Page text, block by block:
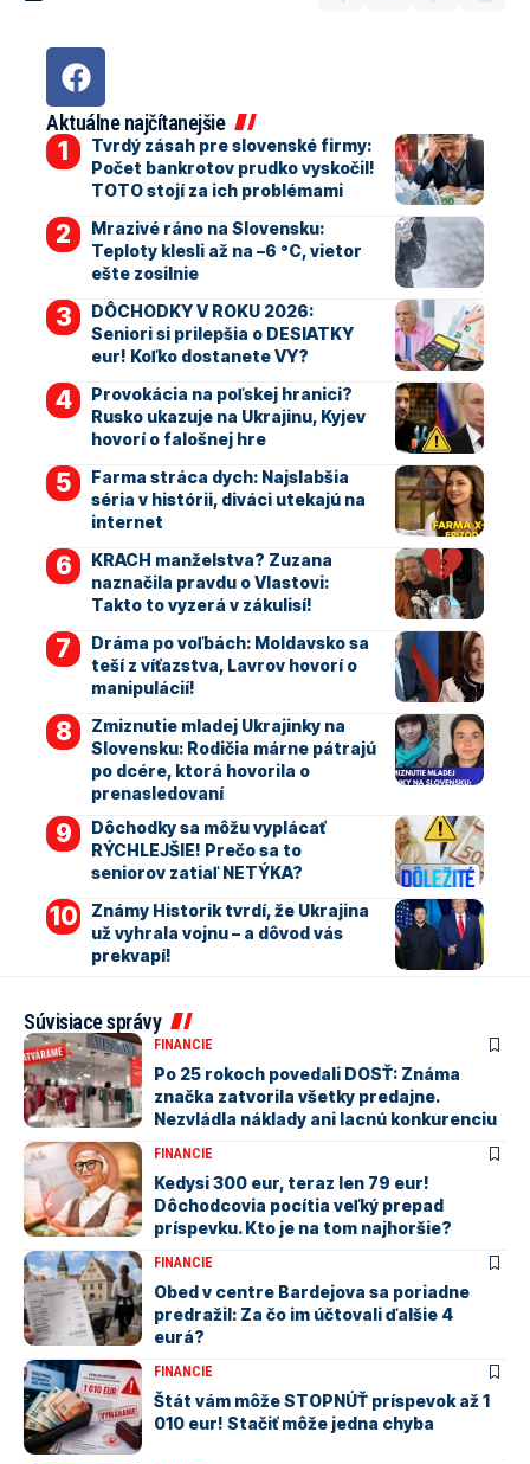
Aktuálne najčítanejšie
Tvrdý zásah pre slovenské firmy:
Počet bankrotov prudko vyskočil!
TOTO stojí za ich problémami
Mrazivé ráno na Slovensku:
Teploty klesli až na –6 °C, vietor
ešte zosilnie
DÔCHODKY V ROKU 2026:
Seniori si prilepšia o DESIATKY
eur! Koľko dostanete VY?
Provokácia na poľskej hranici?
Rusko ukazuje na Ukrajinu, Kyjev
hovorí o falošnej hre
Farma stráca dych: Najslabšia
séria v histórii, diváci utekajú na
internet
KRACH manželstva? Zuzana
naznačila pravdu o Vlastovi:
Takto to vyzerá v zákulisí!
Dráma po voľbách: Moldavsko sa
teší z víťazstva, Lavrov hovorí o
manipulácií!
Zmiznutie mladej Ukrajinky na
Slovensku: Rodičia márne pátrajú
po dcére, ktorá hovorila o
prenasledovaní
Dôchodky sa môžu vyplácať
RÝCHLEJŠIE! Prečo sa to
seniorov zatiaľ NETÝKA?
Známy Historik tvrdí, že Ukrajina
už vyhrala vojnu – a dôvod vás
prekvapí!
Súvisiace správy
FINANCIE
Po 25 rokoch povedali DOSŤ: Známa
značka zatvorila všetky predajne.
Nezvládla náklady ani lacnú konkurenciu
FINANCIE
Kedysi 300 eur, teraz len 79 eur!
Dôchodcovia pocítia veľký prepad
príspevku. Kto je na tom najhoršie?
FINANCIE
Obed v centre Bardejova sa poriadne
predražil: Za čo im účtovali ďalšie 4
eurá?
FINANCIE
Štát vám môže STOPNÚŤ príspevok až 1
010 eur! Stačiť môže jedna chyba